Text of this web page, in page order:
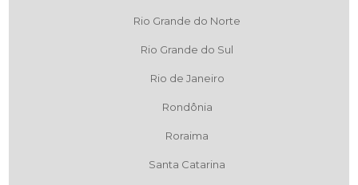
Rio Grande do Norte
Rio Grande do Sul
Rio de Janeiro
Rondônia
Roraima
Santa Catarina